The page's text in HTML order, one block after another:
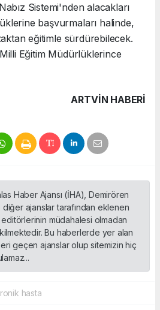
Sistemi'nden alacakları
başvurmaları halinde,
eğitimle sürdürebilecek.
Eğitim Müdürlüklerince
ARTVIN HABERİ
Haber Ajansı (İHA), Demirören
diğer ajanslar tarafından eklenen
müdahalesi olmadan
Bu haberlerde yer alan
geçen ajanslar olup sitemizin hiç
hasta